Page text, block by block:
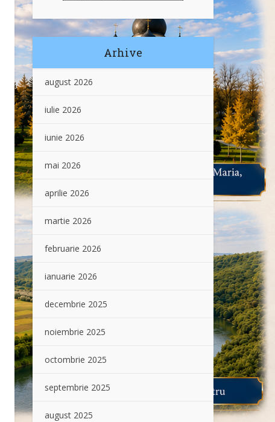
Arhive
august 2026
iulie 2026
iunie 2026
mai 2026
aprilie 2026
martie 2026
februarie 2026
ianuarie 2026
decembrie 2025
noiembrie 2025
octombrie 2025
septembrie 2025
august 2025